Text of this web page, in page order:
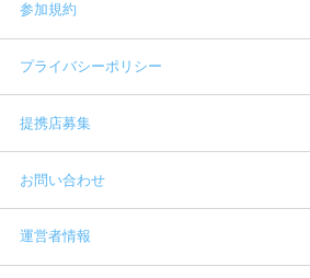
参加規約
プライバシーポリシー
提携店募集
お問い合わせ
運営者情報